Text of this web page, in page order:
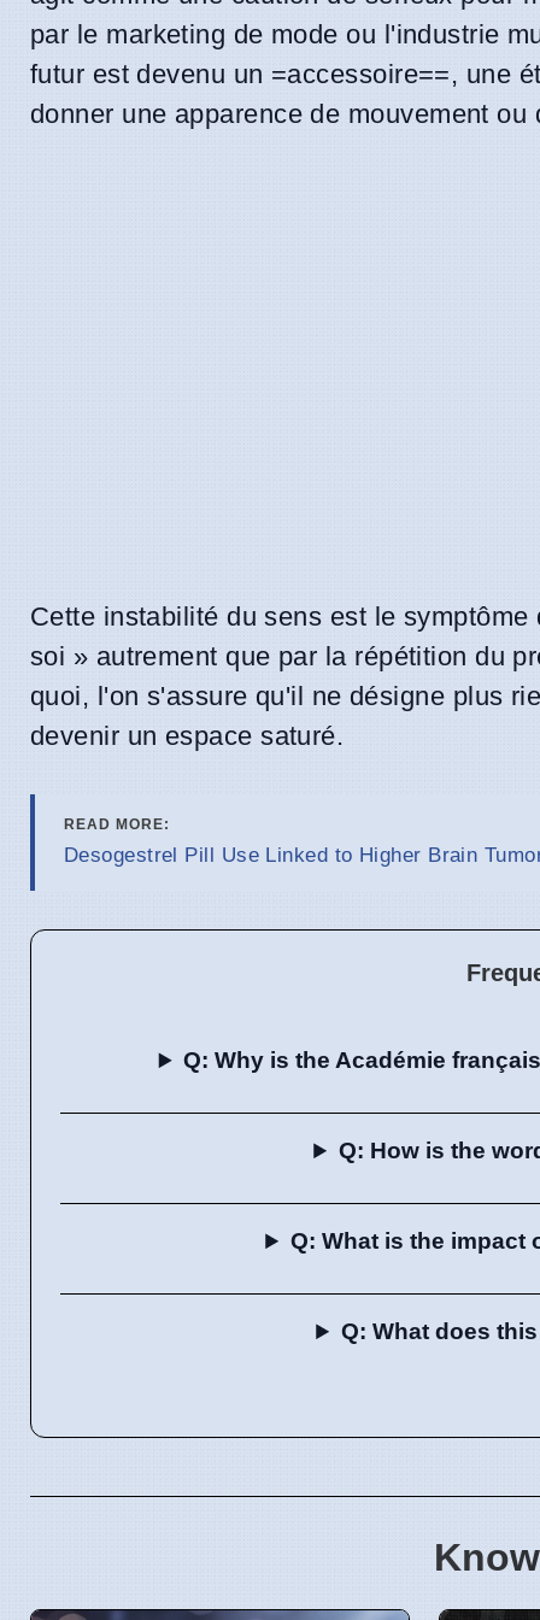
par le marketing de mode ou l'industrie
futur est devenu un =accessoire==, une
donner une apparence de mouvement ou
Cette instabilité du sens est le
soi » autrement que par la répétition du
quoi, l'on s'assure qu'il ne désigne plus
devenir un espace saturé.
READ MORE:
Desogestrel Pill Use Linked to Higher Brain
Q: Why is the Académie
Q: How is the
Q: What is the impact
Q: What does